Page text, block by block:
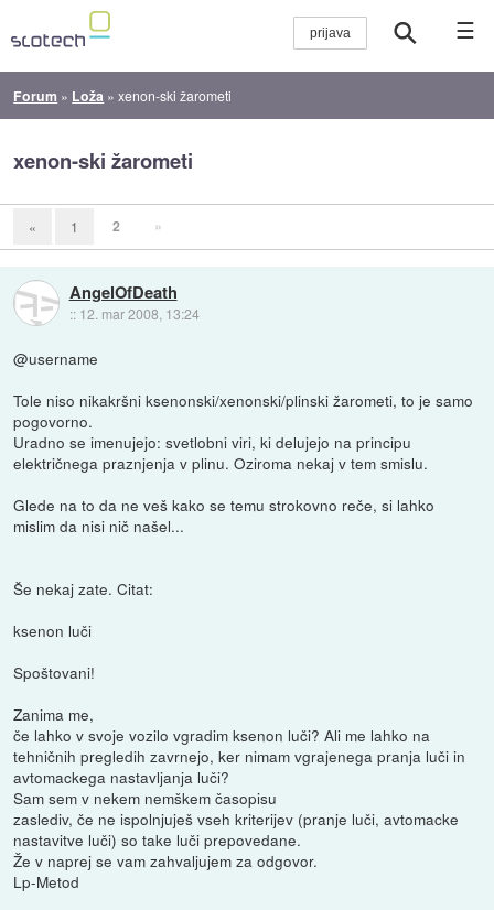
☰
Forum » Loža »xenon-ski žarometi
xenon-ski žarometi
« 1 2 »
AngelOfDeath
:: 12. mar 2008, 13:24
@username
Tole niso nikakršni ksenonski/xenonski/plinski žarometi, to je samo
pogovorno.
Uradno se imenujejo: svetlobni viri, ki delujejo na principu
električnega praznjenja v plinu. Oziroma nekaj v tem smislu.
Glede na to da ne veš kako se temu strokovno reče, si lahko
mislim da nisi nič našel...
Še nekaj zate. Citat:
ksenon luči
Spoštovani!
Zanima me,
če lahko v svoje vozilo vgradim ksenon luči? Ali me lahko na
tehničnih pregledih zavrnejo, ker nimam vgrajenega pranja luči in
avtomackega nastavljanja luči?
Sam sem v nekem nemškem časopisu
zaslediv, če ne ispolnjuješ vseh kriterijev (pranje luči, avtomacke
nastavitve luči) so take luči prepovedane.
Že v naprej se vam zahvaljujem za odgovor.
Lp-Metod